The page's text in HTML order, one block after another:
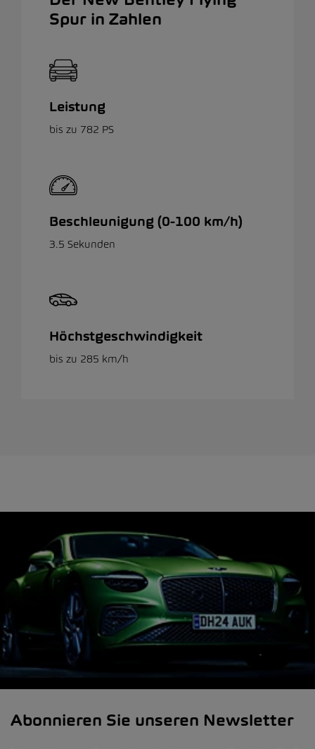
Spur in Zahlen
Leistung
bis zu 782 PS
Beschleunigung (0-100 km/h)
3.5 Sekunden
Höchstgeschwindigkeit
bis zu 285 km/h
Abonnieren Sie unseren Newsletter